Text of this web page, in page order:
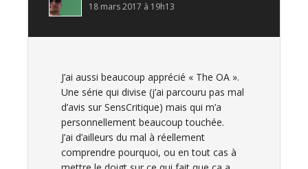
18 mars 2017 à 19h13
J’ai aussi beaucoup apprécié « The OA ».
Une série qui divise (j’ai parcouru pas mal
d’avis sur SensCritique) mais qui m’a
personnellement beaucoup touchée.
J’ai d’ailleurs du mal à réellement
comprendre pourquoi, ou en tout cas à